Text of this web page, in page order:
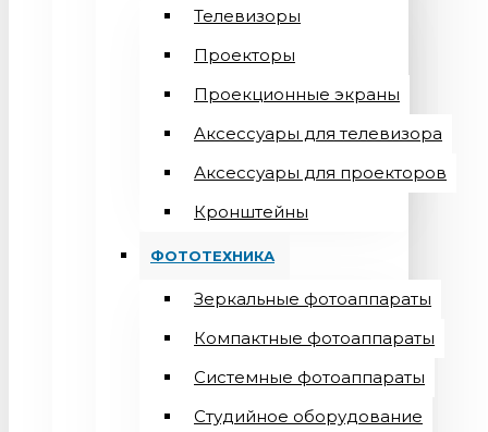
Телевизоры
Проекторы
Проекционные экраны
Aксессуары для телевизора
Аксессуары для проекторов
Кронштейны
ФОТОТЕХНИКА
Зеркальные фотоаппараты
Компактные фотоаппараты
Системные фотоаппараты
Студийное оборудование